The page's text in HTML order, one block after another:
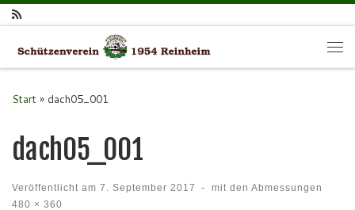
Zum Inhalt springen
Start » dach05_001
dach05_001
Veröffentlicht am 7. September 2017 -
mit den Abmessungen
480 × 360